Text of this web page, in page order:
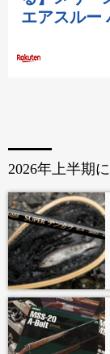
2026年上半期に